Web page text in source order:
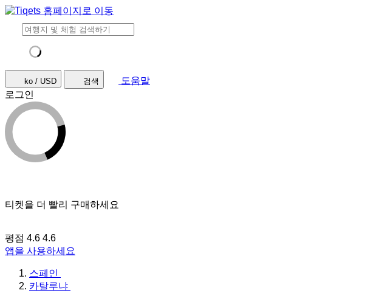
ko / USD 검색
도움말
로그인
티켓을 더 빨리 구매하세요
평점 4.6 4.6
앱을 사용하세요
스페인
카탈루냐